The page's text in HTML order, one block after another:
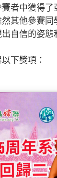
者中獲得
其他參賽同
自信的姿態
下獎項：